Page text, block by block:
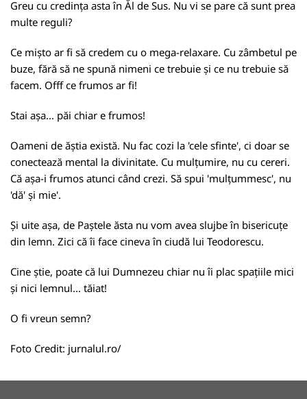
Greu cu credința asta în Ăl de Sus. Nu vi se pare că sunt prea
multe reguli?
Ce mișto ar fi să credem cu o mega-relaxare. Cu zâmbetul pe
buze, fără să ne spună nimeni ce trebuie și ce nu trebuie să
facem. Offf ce frumos ar fi!
Stai așa... păi chiar e frumos!
Oameni de ăștia există. Nu fac cozi la 'cele sfinte', ci doar se
conectează mental la divinitate. Cu mulțumire, nu cu cereri.
Că așa-i frumos atunci când crezi. Să spui 'mulțummesc', nu
'dă' și mie'.
Și uite așa, de Paștele ăsta nu vom avea slujbe în bisericuțe
din lemn. Zici că îi face cineva în ciudă lui Teodorescu.
Cine știe, poate că lui Dumnezeu chiar nu îi plac spațiile mici
și nici lemnul... tăiat!
O fi vreun semn?
Foto Credit: jurnalul.ro/